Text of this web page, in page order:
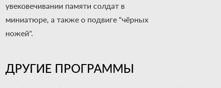
увековечивании памяти солдат в
миниатюре, а также о подвиге "чёрных
ножей".
ДРУГИЕ ПРОГРАММЫ